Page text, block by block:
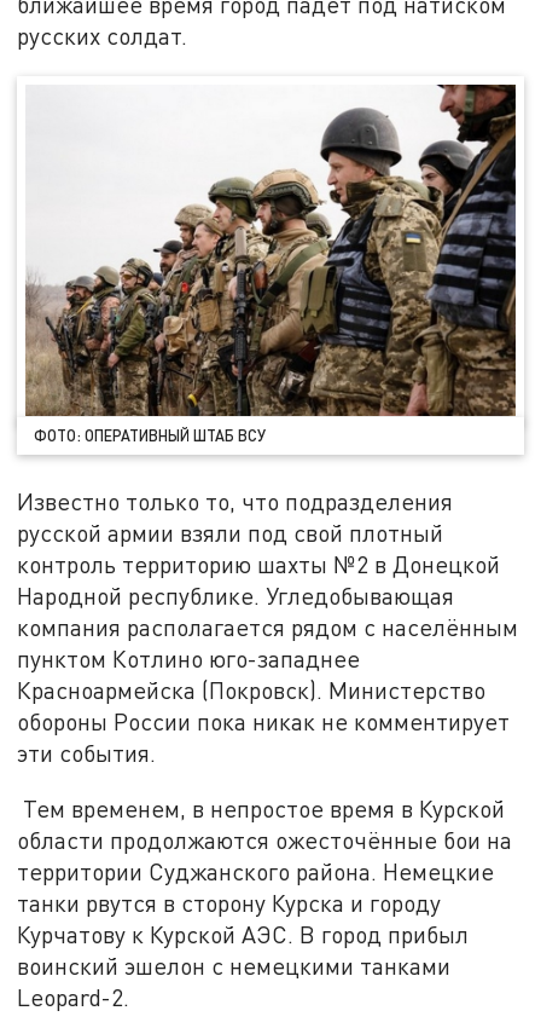
русских солдат.
ФОТО: ОПЕРАТИВНЫЙ ШТАБ ВСУ
Известно только то, что подразделения
русской армии взяли под свой плотный
контроль территорию шахты №2 в Донецкой
Народной республике. Угледобывающая
компания располагается рядом с населённым
пунктом Котлино юго-западнее
Красноармейска (Покровск). Министерство
обороны России пока никак не комментирует
эти события.
Тем временем, в непростое время в Курской
области продолжаются ожесточённые бои на
территории Суджанского района. Немецкие
танки рвутся в сторону Курска и городу
Курчатову к Курской АЭС. В город прибыл
воинский эшелон с немецкими танками
Leopard-2.